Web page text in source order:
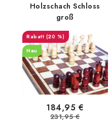
Holzschach Schloss
groß
(20 %)
Neu
184,95 €
231,95 €